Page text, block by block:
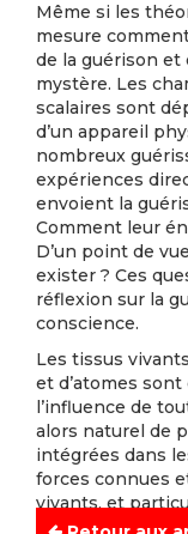
Même si les
mesure
de la guérison
mystère. Les
scalaires sont
d’un appareil
nombreux
expériences
envoient la
Comment leur
D’un point de
exister ? Ces
réflexion sur la
conscience.
Les tissus
et d’atomes
l’influence de
alors naturel de
intégrées dans
forces connues
vivants, et
l’occasion de